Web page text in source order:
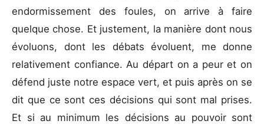
endormissement des foules, on arrive à faire
quelque chose. Et justement, la manière dont nous
évoluons, dont les débats évoluent, me donne
relativement confiance. Au départ on a peur et on
défend juste notre espace vert, et puis après on se
dit que ce sont ces décisions qui sont mal prises.
Et si au minimum les décisions au pouvoir sont